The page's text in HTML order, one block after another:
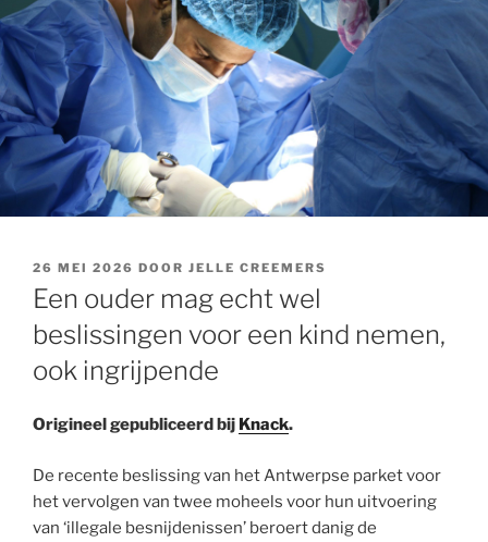
GEPLAATST
OP
26 MEI 2026 DOOR JELLE CREEMERS
Een ouder mag echt wel
beslissingen voor een kind nemen,
ook ingrijpende
Origineel gepubliceerd bij Knack.
De recente beslissing van het Antwerpse parket voor
het vervolgen van twee moheels voor hun uitvoering
van ‘illegale besnijdenissen’ beroert danig de